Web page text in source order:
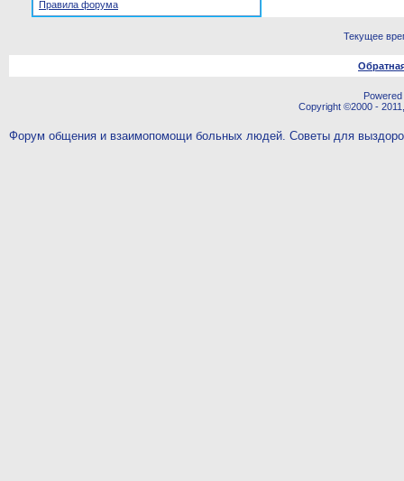
Правила форума
Текущее
Copyright ©2000 -
Форум общения и взаимопомощи больных людей. Советы для